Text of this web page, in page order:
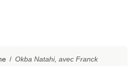
/ Okba Natahi, avec Franck